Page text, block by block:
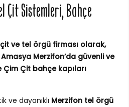
Çit Sistemleri, Bahçe
ve tel örgü firması olarak,
Merzifon’da güvenli ve
Çit bahçe kapıları
ve dayanıklı Merzifon tel örgü